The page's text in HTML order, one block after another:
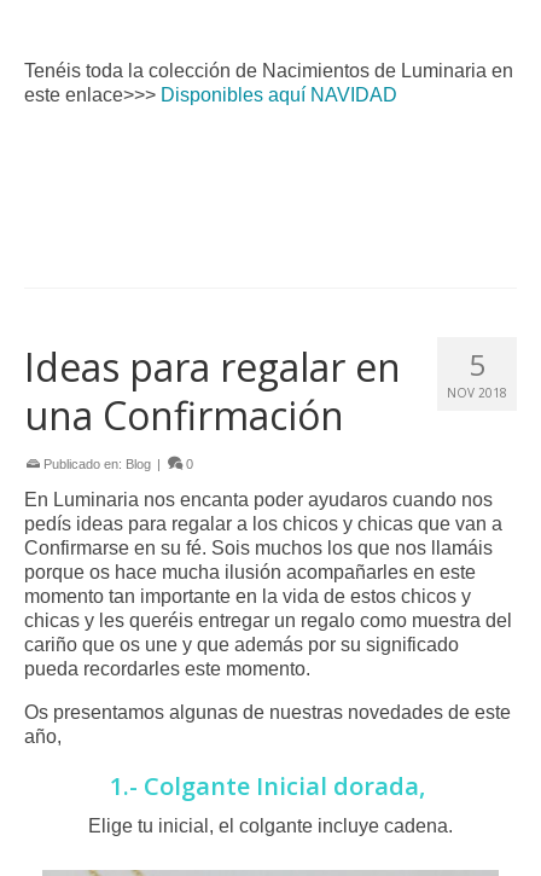
Tenéis toda la colección de Nacimientos de Luminaria en
este enlace>>> Disponibles aquí NAVIDAD
5
NOV 2018
Ideas para regalar en
una Confirmación
Publicado en: Blog | 0
En Luminaria nos encanta poder ayudaros cuando nos
pedís ideas para regalar a los chicos y chicas que van a
Confirmarse en su fé. Sois muchos los que nos llamáis
porque os hace mucha ilusión acompañarles en este
momento tan importante en la vida de estos chicos y
chicas y les queréis entregar un regalo como muestra del
cariño que os une y que además por su significado
pueda recordarles este momento.
Os presentamos algunas de nuestras novedades de este
año,
1.- Colgante Inicial dorada,
Elige tu inicial, el colgante incluye cadena.